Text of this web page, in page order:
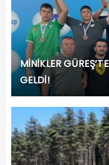
MİNİKLER
GELDİ!